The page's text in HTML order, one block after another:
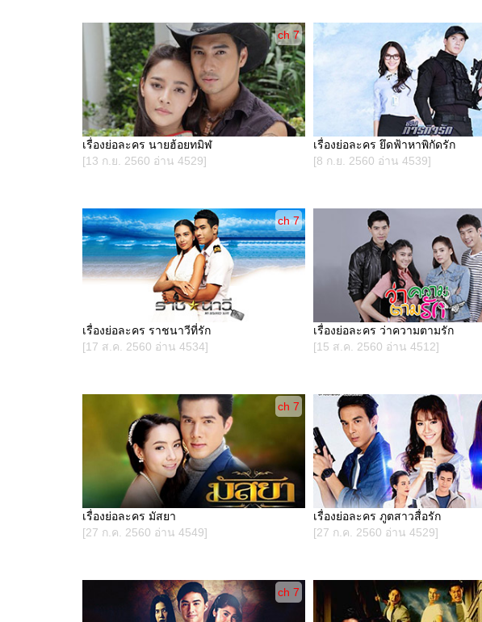
เรื่องย่อละคร นายฮ้อยทมิฬ
[13 ก.ย. 2560 อ่าน 4529]
ch 7
เรื่องย่อละคร ยึดฟ้าหาพิกัดรัก
[8 ก.ย. 2560 อ่าน 4539]
เรื่องย่อละคร ราชนาวีที่รัก
[17 ส.ค. 2560 อ่าน 4534]
ch 7
เรื่องย่อละคร ว่าความตามรัก
[15 ส.ค. 2560 อ่าน 4512]
เรื่องย่อละคร มัสยา
[27 ก.ค. 2560 อ่าน 4549]
ch 7
เรื่องย่อละคร ภูตสาวสื่อรัก
[27 ก.ค. 2560 อ่าน 4529]
ch 7